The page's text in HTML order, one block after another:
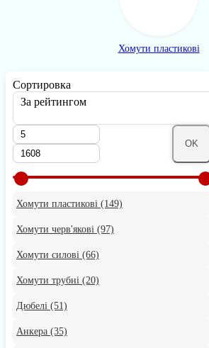
Хомути пластикові
Сортировка
За рейтингом
OK
Хомути пластикові (149)
Хомути черв'якові (97)
Хомути силові (66)
Хомути трубні (20)
Дюбелі (51)
Анкера (35)